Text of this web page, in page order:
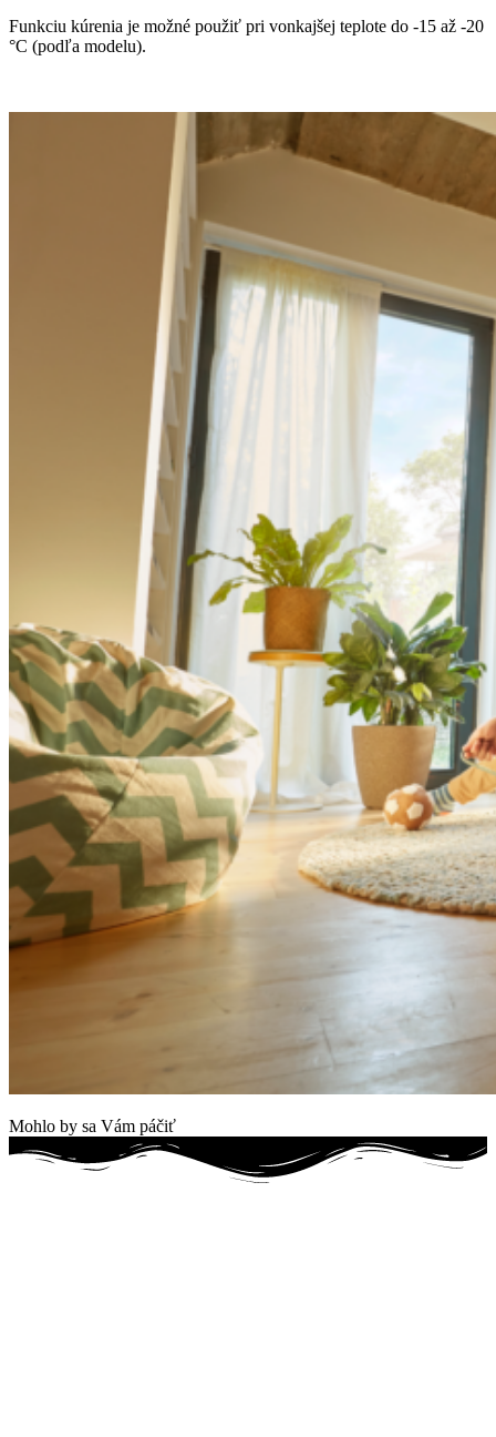
Funkciu kúrenia je možné použiť pri vonkajšej teplote do -15 až -20
°C (podľa modelu).
Mohlo by sa Vám páčiť